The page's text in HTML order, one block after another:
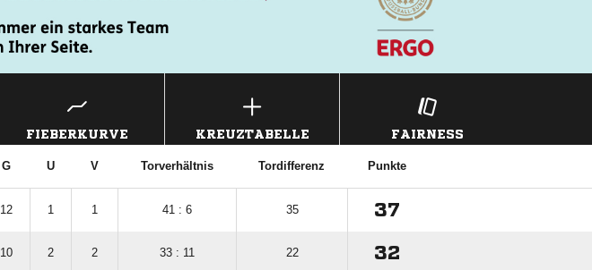
FIEBERKURVE KREUZTABELLE FAIRNESS
G U V Torverhältnis Tordifferenz Punkte
12 1 1 41 : 6 35 37
10 2 2 33 : 11 22 32